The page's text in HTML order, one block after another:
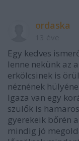
ordaska
Egy kedves
lenne nekünk az
erkölcsinek is
néznének
Igaza van egy
szülők is
gyerekeik bőrén
mindig jó